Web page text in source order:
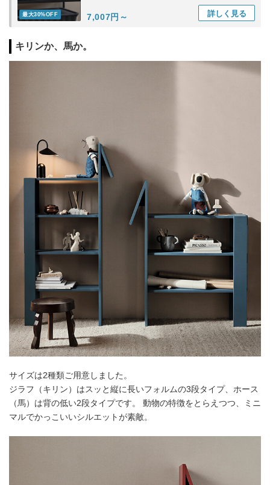
最大30%OFF 7,007円～ 詳しく 見る
キリンか、馬か。
サイズは2種類ご用意しました。
ジラフ（キリン）はスッと縦に長いフォルムの3段タイプ、ホース
（馬）は背の低い2段タイプです。 動物の特徴をとらえつつ、ミニ
マルでかっこいいシルエットが素敵。